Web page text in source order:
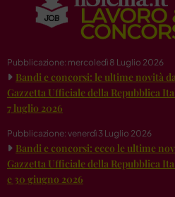
Pubblicazione: mercoledì 8 Luglio 2026
Bandi e concorsi: le ultime novità
Gazzetta Ufficiale della Repubblica
7 luglio 2026
Pubblicazione: venerdì 3 Luglio 2026
Bandi e concorsi: ecco le ultime
Gazzetta Ufficiale della Repubblica
e 30 giugno 2026